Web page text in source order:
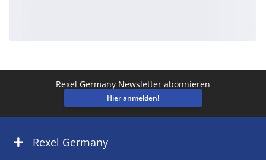
Rexel Germany Newsletter abonnieren
Hier anmelden!
Rexel Germany